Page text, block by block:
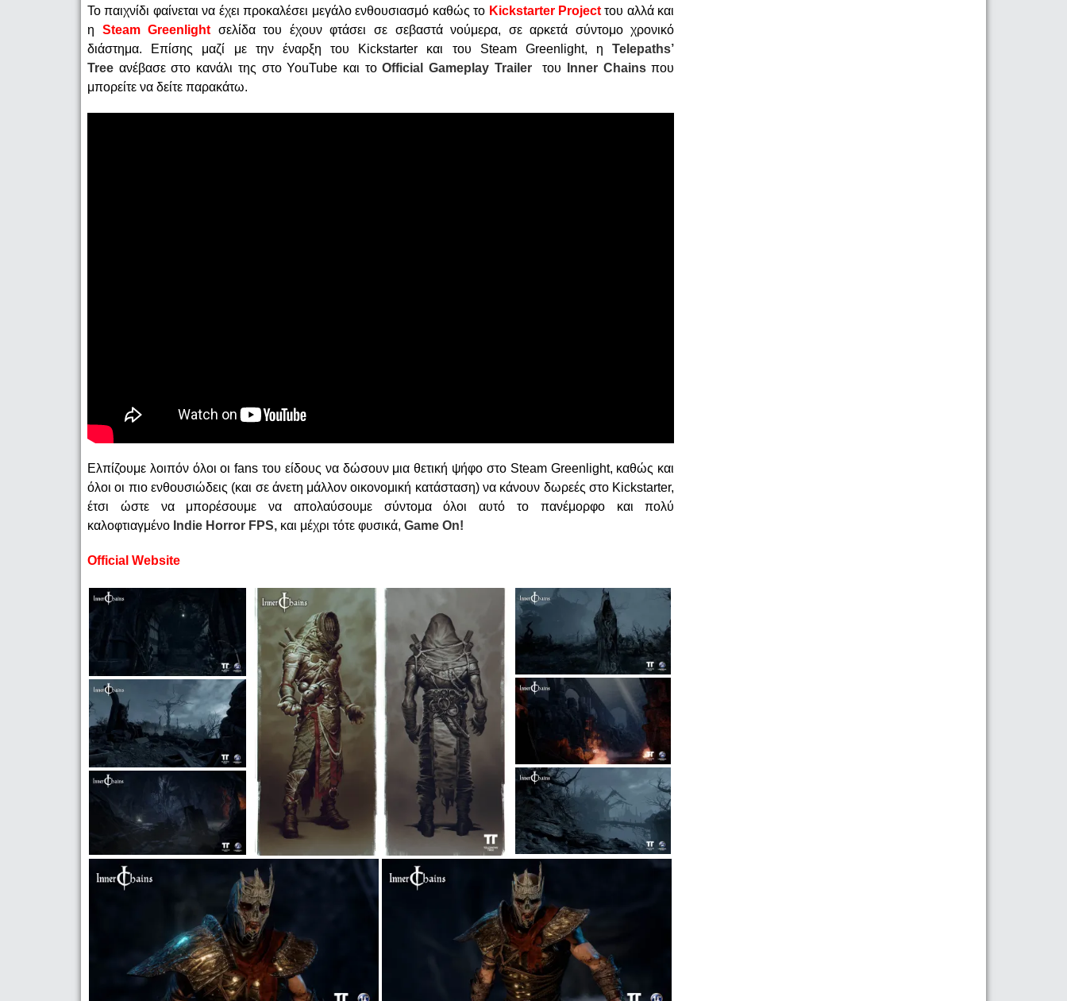
Το παιχνίδι φαίνεται να έχει προκαλέσει μεγάλο ενθουσιασμό καθώς το Kickstarter Projectτου αλλά και
η Steam Greenlight σελίδα του έχουν φτάσει σε σεβαστά νούμερα, σε αρκετά σύντομο χρονικό
διάστημα. Επίσης μαζί με την έναρξη του Kickstarter και του Steam Greenlight, ηTelepaths’
Tree ανέβασε στο κανάλι της στο YouTube και τοOfficial Gameplay Trailer του Inner Chainsπου
μπορείτε να δείτε παρακάτω.
Ελπίζουμε λοιπόν όλοι οι fans του είδους να δώσουν μια θετική ψήφο στο Steam Greenlight, καθώς και
όλοι οι πιο ενθουσιώδεις (και σε άνετη μάλλον οικονομική κατάσταση) να κάνουν δωρεές στο Kickstarter,
έτσι ώστε να μπορέσουμε να απολαύσουμε σύντομα όλοι αυτό το πανέμορφο και πολύ
καλοφτιαγμένο Indie Horror FPS, και μέχρι τότε φυσικά, Game On!
Official Website